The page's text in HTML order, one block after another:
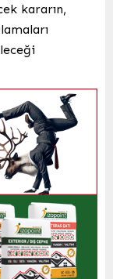
kararın,